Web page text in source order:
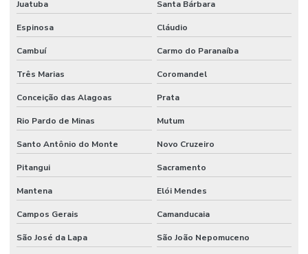
Juatuba Santa Bárbara
Espinosa Cláudio
Cambuí Carmo do Paranaíba
Três Marias Coromandel
Conceição das Alagoas Prata
Rio Pardo de Minas Mutum
Santo Antônio do Monte Novo Cruzeiro
Pitangui Sacramento
Mantena Elói Mendes
Campos Gerais Camanducaia
São José da Lapa São João Nepomuceno